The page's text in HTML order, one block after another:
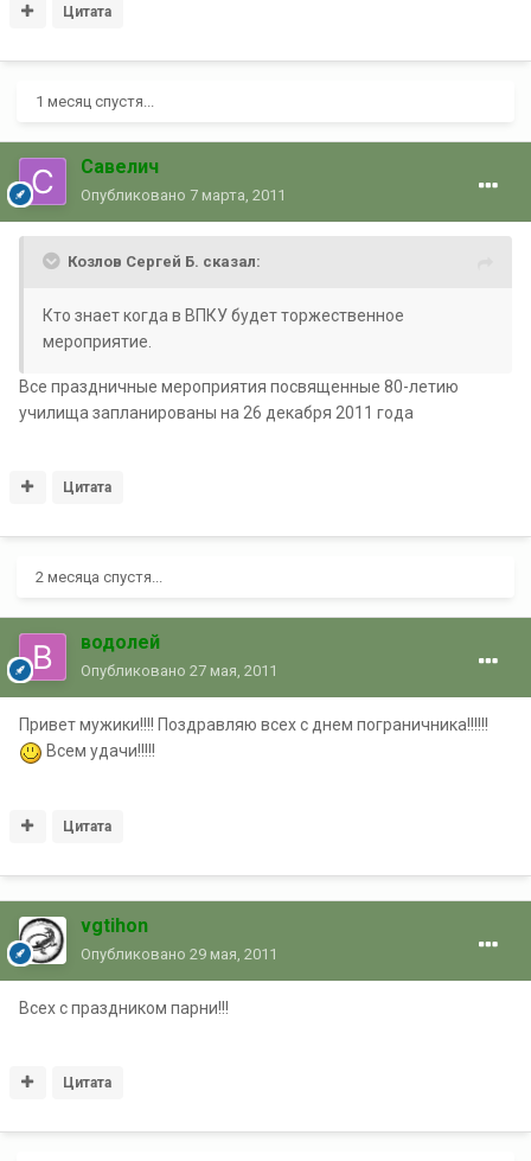
Цитата
1 месяц спустя...
Савелич
Опубликовано 7 марта, 2011
Козлов Сергей Б. сказал:
Кто знает когда в ВПКУ будет торжественное
мероприятие.
Все праздничные мероприятия посвященные 80-летию
училища запланированы на 26 декабря 2011 года
Цитата
2 месяца спустя...
водолей
Опубликовано 27 мая, 2011
Привет мужики!!!! Поздравляю всех с днем пограничника!!!!!!
Всем удачи!!!!!
Цитата
vgtihon
Опубликовано 29 мая, 2011
Всех с праздником парни!!!
Цитата